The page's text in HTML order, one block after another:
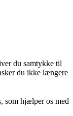
du samtykke til
du ikke længere
som hjælper os med